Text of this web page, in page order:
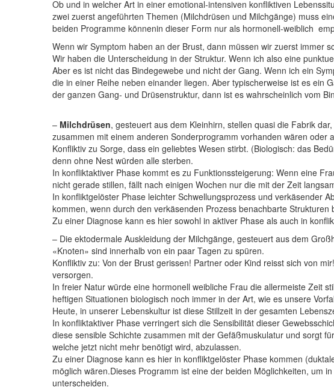
Ob und in welcher Art in einer emotional-intensiven konfliktiven
zwei zuerst angeführten Themen (Milchdrüsen und Milchgänge) muss
beiden Programme könnenin dieser Form nur als hormonell-weiblich
Wenn wir Symptom haben an der Brust, dann müssen wir zuerst immer
Wir haben die Unterscheidung in der Struktur. Wenn ich also eine
Aber es ist nicht das Bindegewebe und nicht der Gang. Wenn ich ein
die in einer Reihe neben einander liegen. Aber typischerweise ist es ein
der ganzen Gang- und Drüsenstruktur, dann ist es wahrscheinlich vom
– Milchdrüsen, gesteuert aus dem Kleinhirn, stellen quasi die Fabrik
zusammen mit einem anderen Sonderprogramm vorhanden wären oder
Konfliktiv zu Sorge, dass ein geliebtes Wesen stirbt. (Biologisch: das
denn ohne Nest würden alle sterben.
In konfliktaktiver Phase kommt es zu Funktionssteigerung: Wenn eine
nicht gerade stillen, fällt nach einigen Wochen nur die mit der Zeit
In konfliktgelöster Phase leichter Schwellungsprozess und verkäsender
kommen, wenn durch den verkäsenden Prozess benachbarte Strukturen
Zu einer Diagnose kann es hier sowohl in aktiver Phase als auch in
– Die ektodermale Auskleidung der Milchgänge, gesteuert aus dem
«Knoten» sind innerhalb von ein paar Tagen zu spüren.
Konfliktiv zu: Von der Brust gerissen! Partner oder Kind reisst sich von
versorgen.
In freier Natur würde eine hormonell weibliche Frau die allermeiste Zeit
heftigen Situationen biologisch noch immer in der Art, wie es unsere
Heute, in unserer Lebenskultur ist diese Stillzeit in der gesamten
In konfliktaktiver Phase verringert sich die Sensibilität dieser
diese sensible Schichte zusammen mit der Gefäßmuskulatur und sorgt
welche jetzt nicht mehr benötigt wird, abzulassen.
Zu einer Diagnose kann es hier in konfliktgelöster Phase kommen
möglich wären.Dieses Programm ist eine der beiden Möglichkeiten, um
unterscheiden.